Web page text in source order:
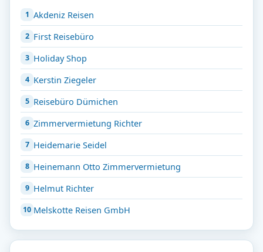
Akdeniz Reisen
First Reisebüro
Holiday Shop
Kerstin Ziegeler
Reisebüro Dümichen
Zimmervermietung Richter
Heidemarie Seidel
Heinemann Otto Zimmervermietung
Helmut Richter
Melskotte Reisen GmbH